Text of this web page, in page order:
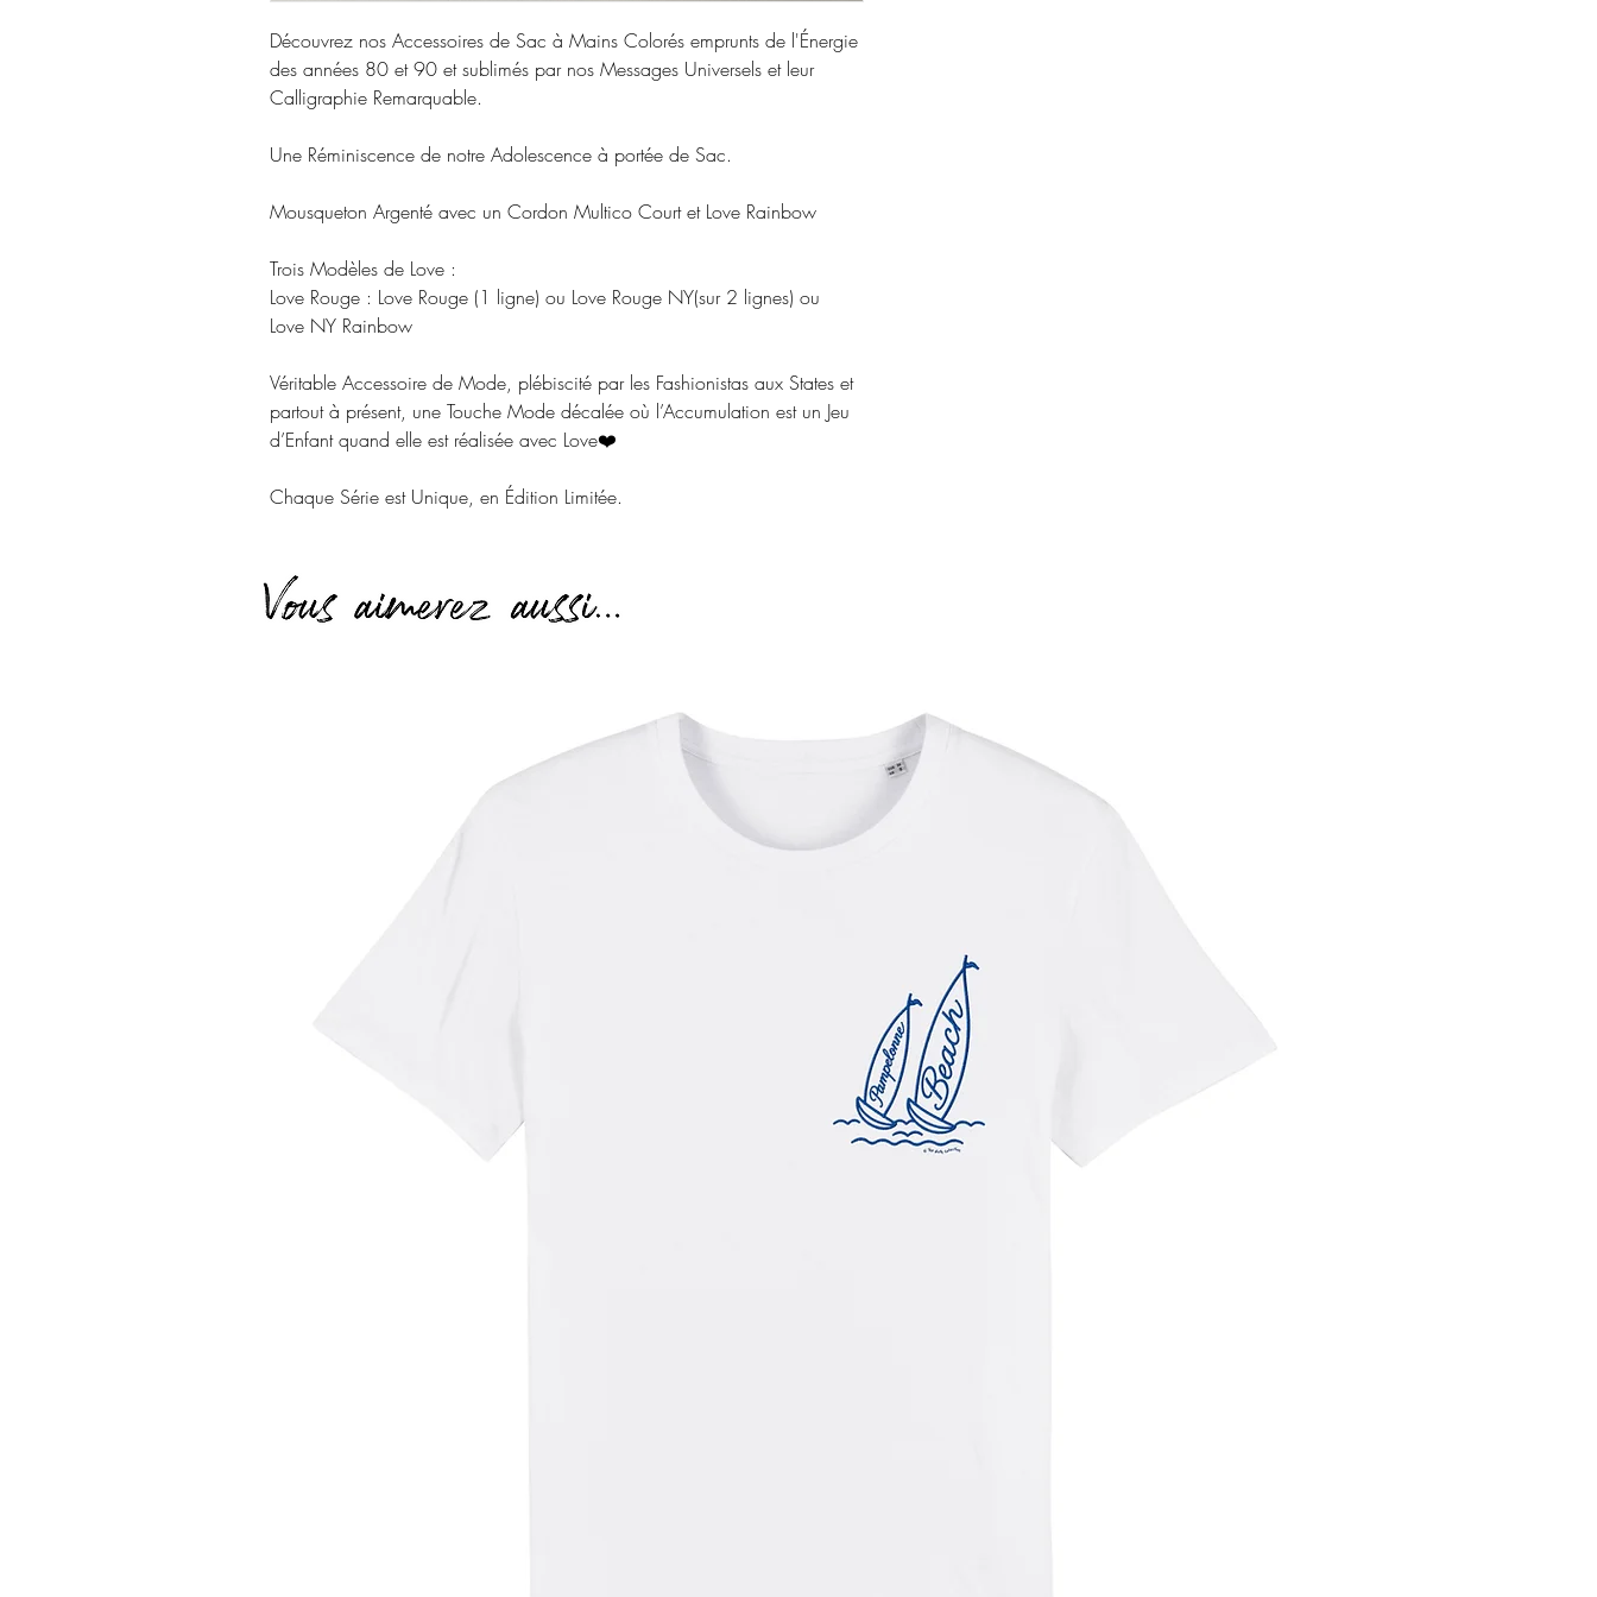
Découvrez nos Accessoires de Sac à Mains Colorés emprunts de l'Énergie
des années 80 et 90 et sublimés par nos Messages Universels et leur
Calligraphie Remarquable.
Une Réminiscence de notre Adolescence à portée de Sac.
Mousqueton Argenté avec un Cordon Multico Court et Love Rainbow
Trois Modèles de Love :
Love Rouge : Love Rouge (1 ligne) ou Love Rouge NY(sur 2 lignes) ou
Love NY Rainbow
Véritable Accessoire de Mode, plébiscité par les Fashionistas aux States et
partout à présent, une Touche Mode décalée où l’Accumulation est un Jeu
d’Enfant quand elle est réalisée avec Love❤️
Chaque Série est Unique, en Édition Limitée.